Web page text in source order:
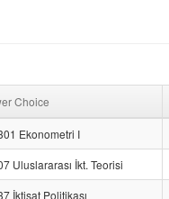
Choice
Ekonometri I
Uluslararası İkt. Teorisi
İktisat Politikası